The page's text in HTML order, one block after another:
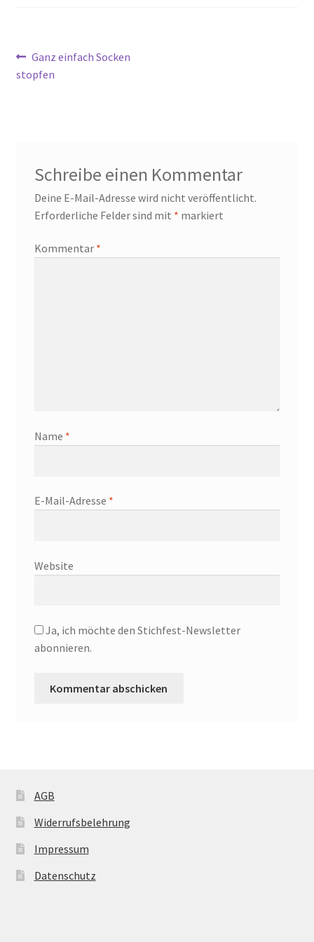
Beitragsnavigation
Vorheriger
Beitrag:
Ganz einfach Socken
stopfen
Schreibe einen Kommentar
Deine E-Mail-Adresse wird nicht veröffentlicht.
Erforderliche Felder sind mit * markiert
Kommentar *
Name *
E-Mail-Adresse *
Website
Ja, ich möchte den Stichfest-Newsletter
abonnieren.
AGB
Widerrufsbelehrung
Impressum
Datenschutz